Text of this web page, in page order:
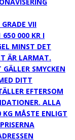
VII
650 000 KR I
MINST DET
ÄR LARMAT.
SMYCKEN
DITT
EFTERSOM
ALLA
KG MÅSTE ENLIGT